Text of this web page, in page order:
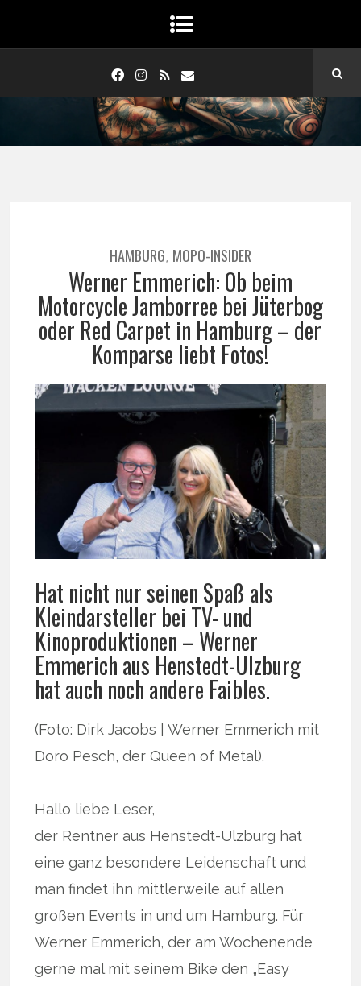
HAMBURG, MOPO-INSIDER
Werner Emmerich: Ob beim
Motorcycle Jamborree bei Jüterbog
oder Red Carpet in Hamburg – der
Komparse liebt Fotos!
Hat nicht nur seinen Spaß als
Kleindarsteller bei TV- und
Kinoproduktionen – Werner
Emmerich aus Henstedt-Ulzburg
hat auch noch andere Faibles.
(Foto: Dirk Jacobs | Werner Emmerich mit
Doro Pesch, der Queen of Metal).
Hallo liebe Leser,
der Rentner aus Henstedt-Ulzburg hat
eine ganz besondere Leidenschaft und
man findet ihn mittlerweile auf allen
großen Events in und um Hamburg. Für
Werner Emmerich, der am Wochenende
gerne mal mit seinem Bike den „Easy